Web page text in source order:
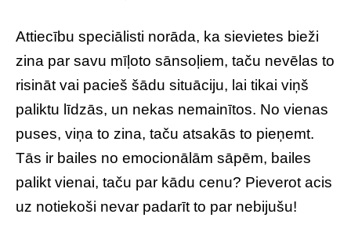
Attiecību speciālisti norāda, ka sievietes bieži
zina par savu mīļoto sānsoļiem, taču nevēlas to
risināt vai pacieš šādu situāciju, lai tikai viņš
paliktu līdzās, un nekas nemainītos. No vienas
puses, viņa to zina, taču atsakās to pieņemt.
Tās ir bailes no emocionālām sāpēm, bailes
palikt vienai, taču par kādu cenu? Pieverot acis
uz notiekoši nevar padarīt to par nebijušu!